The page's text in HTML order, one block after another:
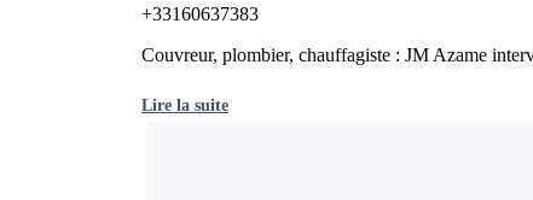
+33160637383
Couvreur, plombier, chauffagiste : JM Azame
Lire la suite